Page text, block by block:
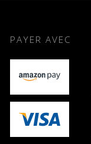
PAYER AVEC